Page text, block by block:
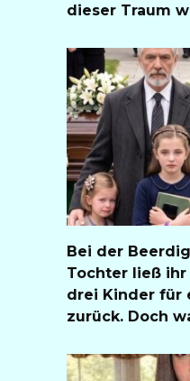
dieser Traum
Bei der
Tochter ließ ihr
drei Kinder für
zurück. Doch